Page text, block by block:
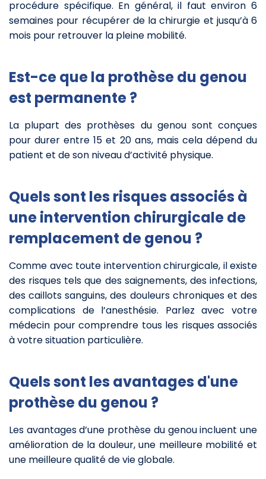
procédure spécifique. En général, il faut environ 6
semaines pour récupérer de la chirurgie et jusqu’à 6
mois pour retrouver la pleine mobilité.
Est-ce que la prothèse du genou
est permanente ?
La plupart des prothèses du genou sont conçues
pour durer entre 15 et 20 ans, mais cela dépend du
patient et de son niveau d’activité physique.
Quels sont les risques associés à
une intervention chirurgicale de
remplacement de genou ?
Comme avec toute intervention chirurgicale, il existe
des risques tels que des saignements, des infections,
des caillots sanguins, des douleurs chroniques et des
complications de l’anesthésie. Parlez avec votre
médecin pour comprendre tous les risques associés
à votre situation particulière.
Quels sont les avantages d'une
prothèse du genou ?
Les avantages d’une prothèse du genou incluent une
amélioration de la douleur, une meilleure mobilité et
une meilleure qualité de vie globale.